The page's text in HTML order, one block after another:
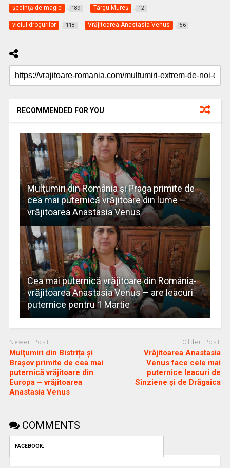
şedinţă de magie 189 Târgu Mureş 12
viciul drogurilor 118 Vrăjitoarea Anastasia Venus 56
RECOMMENDED FOR YOU
Mulţumiri din România și Praga primite de
cea mai puternică vrăjitoare din lume –
vrăjitoarea Anastasia Venus
Cea mai puternică vrăjitoare din România-
vrăjitoarea Anastasia Venus – are leacuri
puternice pentru 1 Martie
Newer Post
Mulţumiri din Bistrița și
Brașov primite de cea mai
puternică vrăjitoare din
Europa – vrăjitoarea
Anastasia Venus
Older Post
Vrăjitoarea Anastasia
Venus face cele mai
puternice leacuri de
Sînziene și de Drăgaica
COMMENTS
FACEBOOK: